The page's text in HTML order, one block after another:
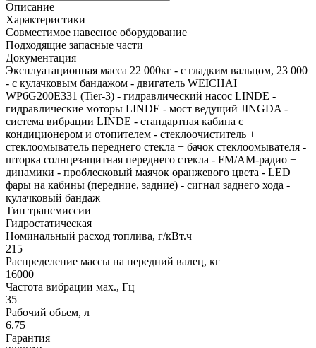
Описание
Характеристики
Совместимое навесное оборудование
Подходящие запасные части
Документация
Эксплуатационная масса 22 000кг - с гладким вальцом, 23 000
- с кулачковым бандажом - двигатель WEICHAI
WP6G200E331 (Tier-3) - гидравлический насос LINDE -
гидравлические моторы LINDE - мост ведущий JINGDA -
система вибрации LINDE - стандартная кабина c
кондиционером и отопителем - стеклоочиститель +
стеклоомыватель переднего стекла + бачок стеклоомывателя -
шторка солнцезащитная переднего стекла - FM/AM-радио +
динамики - проблесковый маячок оранжевого цвета - LED
фары на кабины (передние, задние) - сигнал заднего хода -
кулачковый бандаж
Тип трансмиссии
Гидростатическая
Номинальный расход топлива, г/кВт.ч
215
Распределение массы на передний валец, кг
16000
Частота вибрации мах., Гц
35
Рабочий объем, л
6.75
Гарантия